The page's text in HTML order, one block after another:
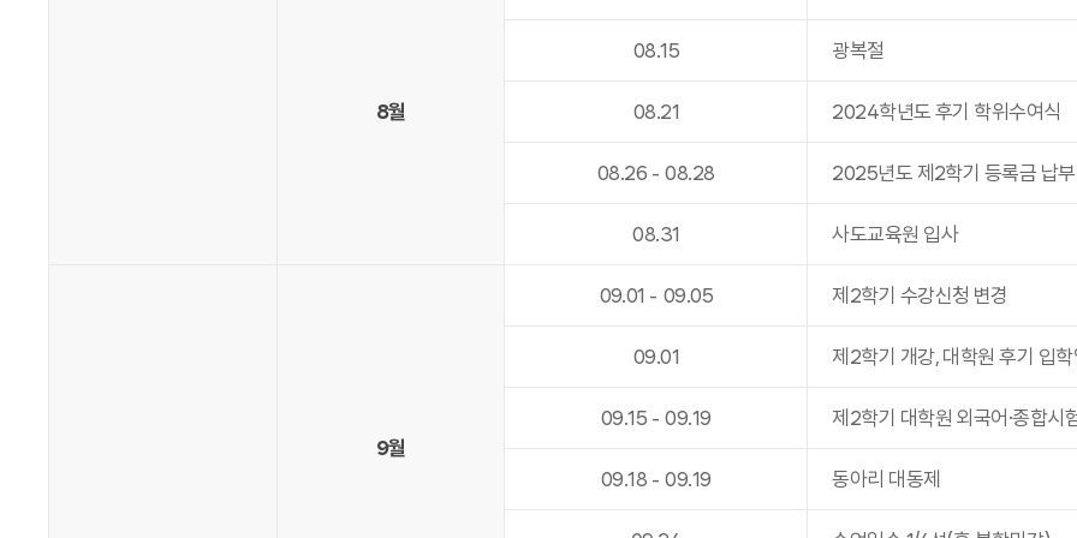
8월
08.15 광복절
08.21 2024학년도 후기 학위수여식
08.26 - 08.28 2025년도 제2학기 등록금 납부
08.31 사도교육원 입사
9월
09.01 - 09.05 제2학기 수강신청 변경
09.01 제2학기 개강, 대학원 후기 입
09.15 - 09.19 제2학기 대학원 외국어·종합시
09.18 - 09.19 동아리 대동제